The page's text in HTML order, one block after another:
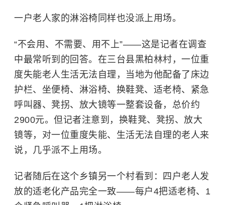
一户老人家的淋浴椅同样也没派上用场。
“不会用、不需要、用不上”——这是记者在调查
中最常听到的回答。在三台县黑柏林村，一位重
度失能老人生活无法自理，当地为他配备了床边
护栏、坐便椅、淋浴椅、换鞋凳、适老椅、紧急
呼叫器、凳拐、放大镜等一整套设备，总价约
2900元。但记者注意到，换鞋凳、凳拐、放大
镜等，对一位重度失能、生活无法自理的老人来
说，几乎派不上用场。
记者随后在这个乡镇另一个村看到：四户老人发
放的适老化产品完全一致——每户4把适老椅、1